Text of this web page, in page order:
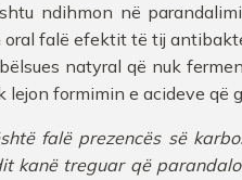
ndihmon në
falë efektit të tij
natyral që nuk
lejon formimin e acideve që
falë prezencës së
kanë treguar që